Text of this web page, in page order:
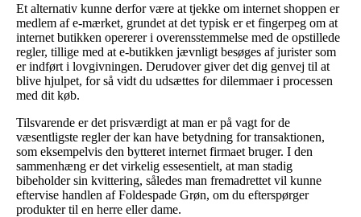
Et alternativ kunne derfor være at tjekke om internet shoppen er
medlem af e-mærket, grundet at det typisk er et fingerpeg om at
internet butikken opererer i overensstemmelse med de opstillede
regler, tillige med at e-butikken jævnligt besøges af jurister som
er indført i lovgivningen. Derudover giver det dig genvej til at
blive hjulpet, for så vidt du udsættes for dilemmaer i processen
med dit køb.
Tilsvarende er det prisværdigt at man er på vagt for de
væsentligste regler der kan have betydning for transaktionen,
som eksempelvis den bytteret internet firmaet bruger. I den
sammenhæng er det virkelig essesentielt, at man stadig
bibeholder sin kvittering, således man fremadrettet vil kunne
eftervise handlen af Foldespade Grøn, om du efterspørger
produkter til en herre eller dame.